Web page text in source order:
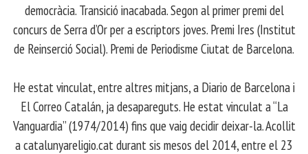
democràcia. Transició inacabada. Segon al primer premi del
concurs de Serra d’Or per a escriptors joves. Premi Ires (Institut
de Reinserció Social). Premi de Periodisme Ciutat de Barcelona.
​ He estat vinculat, entre altres mitjans, a Diario de Barcelona i
El Correo Catalán, ja desapareguts. He estat vinculat a “La
Vanguardia” (1974/2014) fins que vaig decidir deixar-la. Acollit
a catalunyareligio.cat durant sis mesos del 2014, entre el 23